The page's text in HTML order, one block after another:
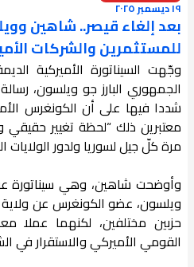
١٩ ديسمبر ٢٠٢٥
بعد إلغاء قيصر.. شاهين
للمستثمرين والشركات
وجّهت السيناتورة الأميركية
الجمهوري البارز جو ويلسون،
شددا فيها على أن الكونغرس
معتبرين ذلك “لحظة تغيير
مرة كلّ جيل لسوريا ولدور
وأوضحت شاهين، وهي سيناتورة
ويلسون، عضو الكونغرس عن ولاية
حزبين مختلفين، لكنهما عملا
القومي الأميركي والاستقرار في